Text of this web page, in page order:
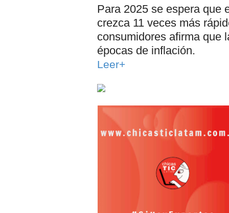
Para 2025 se espera que
crezca 11 veces más
consumidores afirma que
épocas de inflación.
Leer+